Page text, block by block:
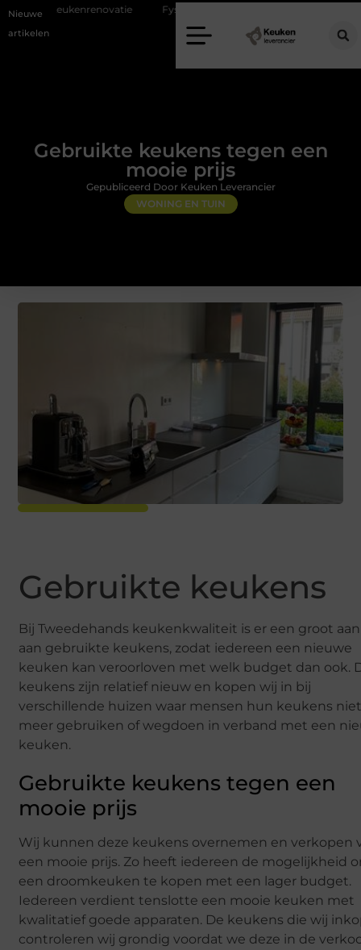
Nieuwe
artikelen
Fysiotherapie Alblasserdam: professionele begeleiding bij
Gebruikte keukens tegen een
mooie prijs
WONING EN TUIN
Gepubliceerd Door Keuken Leverancier
Gebruikte keukens
Bij Tweedehands keukenkwaliteit is er een groot
aan gebruikte keukens, zodat iedereen een nieuwe
keuken kan veroorloven met welk budget dan ook.
keukens zijn relatief nieuw en kopen wij in bij
verschillende huizen waar mensen hun keukens
meer gebruiken of wegdoen in verband met een
keuken.
Gebruikte keukens tegen een
mooie prijs
Wij kunnen deze keukens overnemen en verkopen
een mooie prijs. Zo heeft iedereen de mogelijkheid
een droomkeuken te kopen met een lager budget.
Iedereen verdient tenslotte een mooie keuken met
kwalitatief goede apparaten. De keukens die wij
controleren wij grondig voordat we deze in de